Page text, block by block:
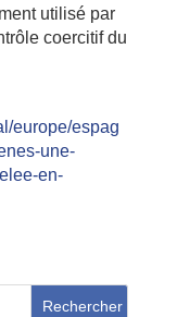
utilisé par
coercitif du
europe/espag
une-
en-